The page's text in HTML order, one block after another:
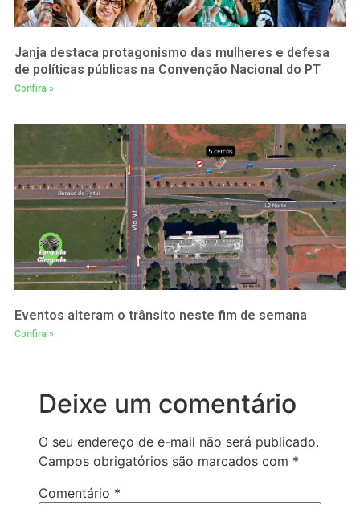
Janja destaca protagonismo das mulheres e defesa
de políticas públicas na Convenção Nacional do PT
Confira »
Eventos alteram o trânsito neste fim de semana
Confira »
Deixe um comentário
O seu endereço de e-mail não será publicado.
Campos obrigatórios são marcados com *
Comentário *